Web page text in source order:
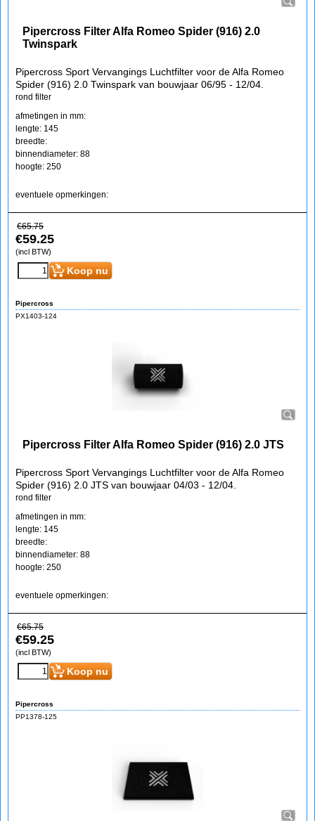
Pipercross Filter Alfa Romeo Spider (916) 2.0
Twinspark
Pipercross Sport Vervangings Luchtfilter voor de Alfa Romeo
Spider (916) 2.0 Twinspark van bouwjaar 06/95 - 12/04.
rond filter
afmetingen in mm:
lengte: 145
breedte:
binnendiameter: 88
hoogte: 250
eventuele opmerkingen:
€65.75
€59.25
(incl BTW)
Koop nu
Pipercross
PX1403-124
Pipercross Filter Alfa Romeo Spider (916) 2.0 JTS
Pipercross Sport Vervangings Luchtfilter voor de Alfa Romeo
Spider (916) 2.0 JTS van bouwjaar 04/03 - 12/04.
rond filter
afmetingen in mm:
lengte: 145
breedte:
binnendiameter: 88
hoogte: 250
eventuele opmerkingen:
€65.75
€59.25
(incl BTW)
Koop nu
Pipercross
PP1378-125